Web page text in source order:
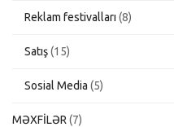
Reklam festivalları (8)
Satış(15)
Sosial Media (5)
MƏXFİLƏR (7)